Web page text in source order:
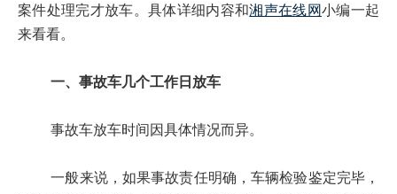
案件处理完才放车。具体详细内容和湘声在线网小编一起
来看看。
一、事故车几个工作日放车
事故车放车时间因具体情况而异。
一般来说，如果事故责任明确，车辆检验鉴定完毕，